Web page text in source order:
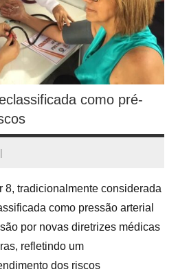
como pré-
8, tradicionalmente considerada
como pressão arterial
por novas diretrizes médicas
refletindo um
dos riscos